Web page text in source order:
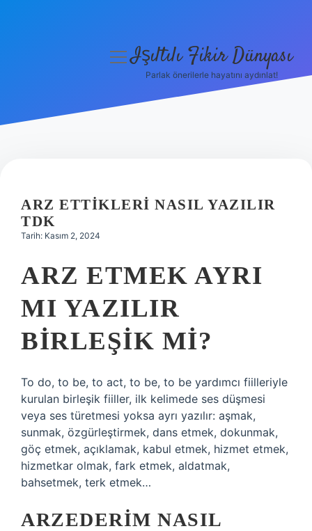
menüyüIşıltılı Fikir Dünyası
Parlak önerilerle hayatını aydınlat!
ARZ ETTIKLERI NASIL YAZILIR
TDK
Tarih: Kasım 2, 2024
ARZ ETMEK AYRI
MI YAZILIR
BIRLEŞIK MI?
To do, to be, to act, to be, to be yardımcı fiilleriyle
kurulan birleşik fiiller, ilk kelimede ses düşmesi
veya ses türetmesi yoksa ayrı yazılır: aşmak,
sunmak, özgürleştirmek, dans etmek, dokunmak,
göç etmek, açıklamak, kabul etmek, hizmet etmek,
hizmetkar olmak, fark etmek, aldatmak,
bahsetmek, terk etmek…
ARZEDERIM NASIL